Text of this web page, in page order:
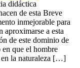
didáctica
de esta Breve
inmejorable para
aproximarse a esta
de este dominio de
que el hombre
en la naturaleza […]